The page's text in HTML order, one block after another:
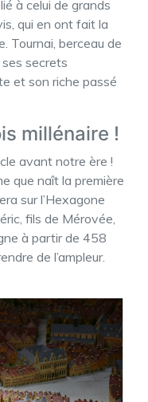
à celui de grands
qui en ont fait la
Tournai, berceau de
secrets
et son riche passé
millénaire !
avant notre ère !
que naît la première
sur l’Hexagone
fils de Mérovée,
à partir de 458
de l’ampleur.